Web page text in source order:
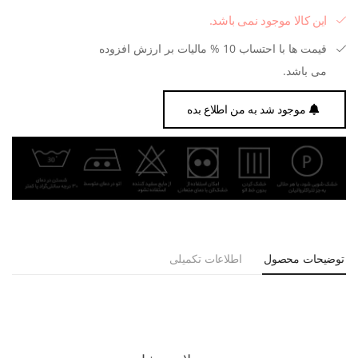
این کالا موجود نمی باشد.
قیمت ها با احتساب 10 % مالیات بر ارزش افزوده
می باشد.
موجود شد به من اطلاع بده
توضیحات محصول اطلاعات تکمیلی